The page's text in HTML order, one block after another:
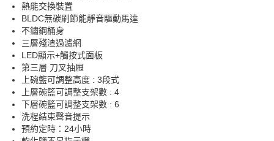
熱能交換裝置
BLDC無碳刷節能靜音驅動馬達
不鏽鋼桶身
三層殘渣過濾網
LED顯示+觸按式面板
第三層 刀叉抽屜
上碗籃可調整高度 : 3段式
上層碗籃可調整支架數 : 4
下層碗籃可調整支架數 : 6
洗程結束聲音提示
預約定時：24小時